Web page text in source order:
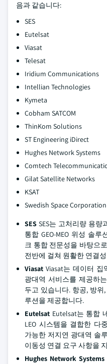
음과 같습니다:
SES
Eutelsat
Viasat
Telesat
Iridium Communications
Intellian Technologies
Kymeta
Cobham SATCOM
ThinKom Solutions
ST Engineering iDirect
Hughes Network Systems
Comtech
Gilat Satellite Networks
KSAT
Swedish Space Corporation
SES SES는 고처리량 용
통합 GEO-MEO 위성 솔
크 통합 전문성을 바탕으
전반에 걸쳐 원활한 연결
Viasat Viasat는 데이터
광대역 서비스를 제공하
두고 있습니다. 항공, 방
루션을 제공합니다.
Eutelsat Eutelsat는 통합
LEO 시스템을 결합한 다
가능한 저지연 광대역 솔
이동성 연결 요구 사항을
Hughes Network Systems